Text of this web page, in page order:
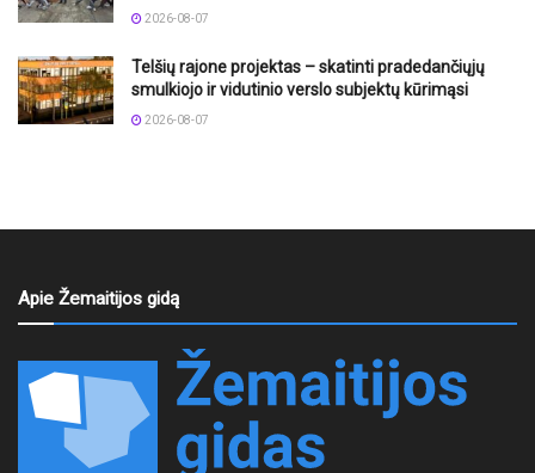
2026-08-07
Telšių rajone projektas – skatinti pradedančiųjų
smulkiojo ir vidutinio verslo subjektų kūrimąsi
2026-08-07
Apie Žemaitijos gidą